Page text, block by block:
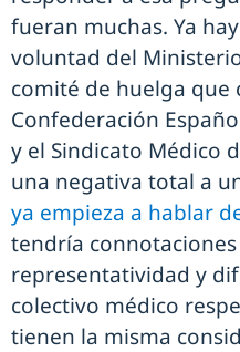
fueran muchas. Ya
voluntad del
comité de huelga que
Confederación
y el Sindicato Médico
una negativa total a
ya empieza a hablar
tendría
representatividad y
colectivo médico
tienen la misma